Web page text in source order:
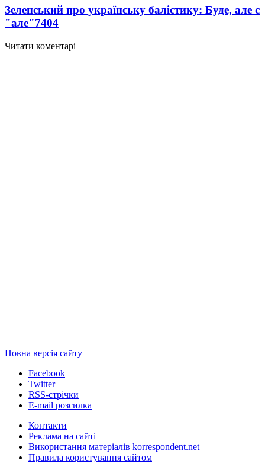
Зеленський про українську балістику: Буде, але є
"але"7404
Читати коментарі
Повна версія сайту
Facebook
Twitter
RSS-стрічки
E-mail розсилка
Контакти
Реклама на сайті
Використання матеріалів korrespondent.net
Правила користування сайтом